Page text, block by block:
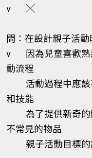
v
╳
問：在設計親子活
v
因為兒童喜歡
動流程
活動過程中應
和技能
為了提供新奇
不常見的物品
親子活動目標